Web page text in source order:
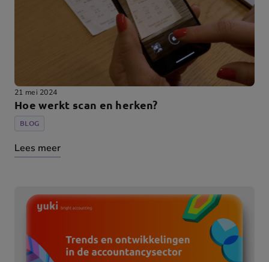
21 mei 2024
Hoe werkt scan en herken?
BLOG
Lees meer